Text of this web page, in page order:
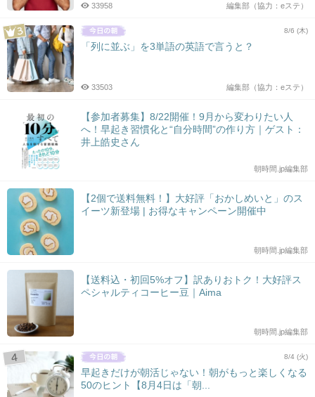
編集部（協力：eステ）
33958
8/6 (木)
「列に並ぶ」を3単語の英語で言うと？
編集部（協力：eステ）
33503
【参加者募集】8/22開催！9月から変わりたい人
へ！早起き習慣化と“自分時間”の作り方｜ゲスト：
井上皓史さん
朝時間.jp編集部
【2個で送料無料！】大好評「おかしめいと」のス
イーツ新登場 | お得なキャンペーン開催中
朝時間.jp編集部
【送料込・初回5%オフ】訳ありおトク！大好評ス
ペシャルティコーヒー豆｜Aima
朝時間.jp編集部
8/4 (火)
早起きだけが朝活じゃない！朝がもっと楽しくなる
50のヒント【8月4日は「朝...